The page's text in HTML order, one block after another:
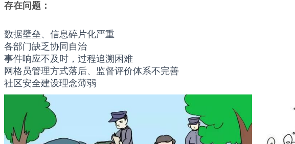
存在问题：
数据壁垒、信息碎片化严重
各部门缺乏协同自治
事件响应不及时，过程追溯困难
网格员管理方式落后、监督评价体系不完善
社区安全建设理念薄弱